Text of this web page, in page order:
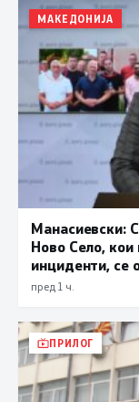
МАКЕДОНИЈА
Манасиевски:
Ново Село,
инциденти, се
дрога
пред 1 ч.
ПРИЛОГ